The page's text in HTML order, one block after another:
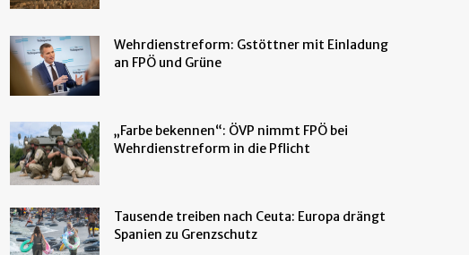
Wehrdienstreform: Gstöttner mit Einladung
an FPÖ und Grüne
„Farbe bekennen“: ÖVP nimmt FPÖ bei
Wehrdienstreform in die Pflicht
Tausende treiben nach Ceuta: Europa drängt
Spanien zu Grenzschutz